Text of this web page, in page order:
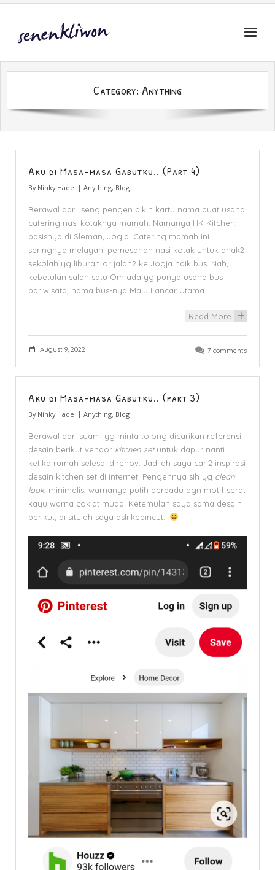
Skip
Category: Anything
Aku di Masa-masa Gabutku.. (Part 4)
By Ninky Hade Anything, Blog
Berawal dari iseng pengen bikin kartu nama buat usaha
catering nasi kotaknya mamah. Namanya HK Kitchen,
basisnya di Sleman, Jogja. Catering mamah ini
seringnya melayani pemesanan nasi kotak untuk anak2
sekolah yg liburan or jalan2 ke Jogja naik bus. Nah,
kebetulan salah satu Om ada yg punya usaha bus
pariwisata, nama bus-nya Maju Lancar Utama.…
Read More +
August 9, 2022 7 comments
Aku di Masa-masa Gabutku.. (part 3)
By Ninky Hade Anything, Blog
Berawal dari suami yg minta tolong dicarikan referensi
desain berikut vendor kitchen setuntuk dapur nanti
ketika rumah selesai direnov. Jadilah saya cari2 inspirasi
desain kitchen set di internet. Pengennya sih yg clean
look, minimalis, warnanya putih berpadu dgn motif serat
kayu warna coklat muda. Ketemulah saya sama desain
berikut, di situlah saya asli kepincut..